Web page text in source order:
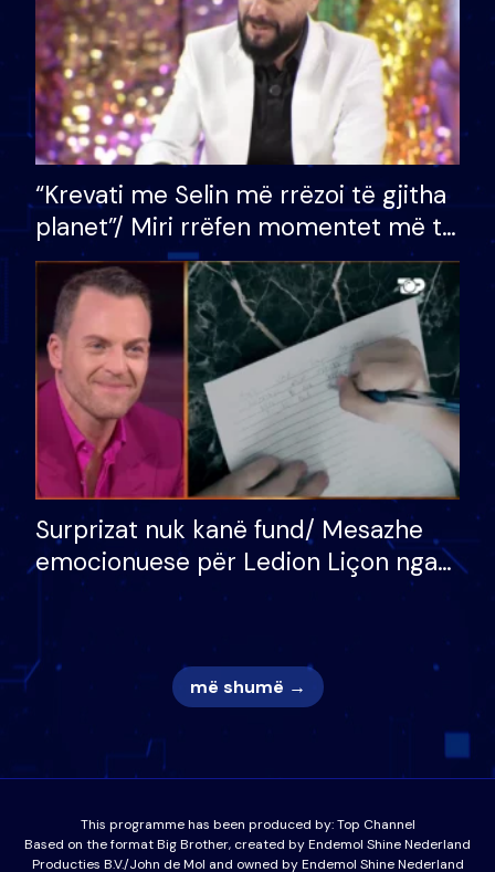
“Krevati me Selin më rrëzoi të gjitha
planet”/ Miri rrëfen momentet më të
bukura në shtëpinë e BB VIP: Do më
mungojë zilja e mëngjesit kur…
Surprizat nuk kanë fund/ Mesazhe
emocionuese për Ledion Liçon nga
nëna dhe fëmijët e tij, moderatori
më shumë →
This programme has been produced by:Top Channel
Based on the format Big Brother, created by Endemol Shine Nederland
Producties B.V./John de Mol and owned by Endemol Shine Nederland